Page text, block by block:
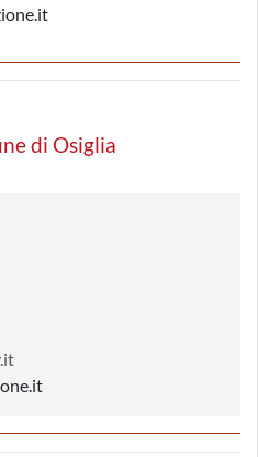
di Osiglia